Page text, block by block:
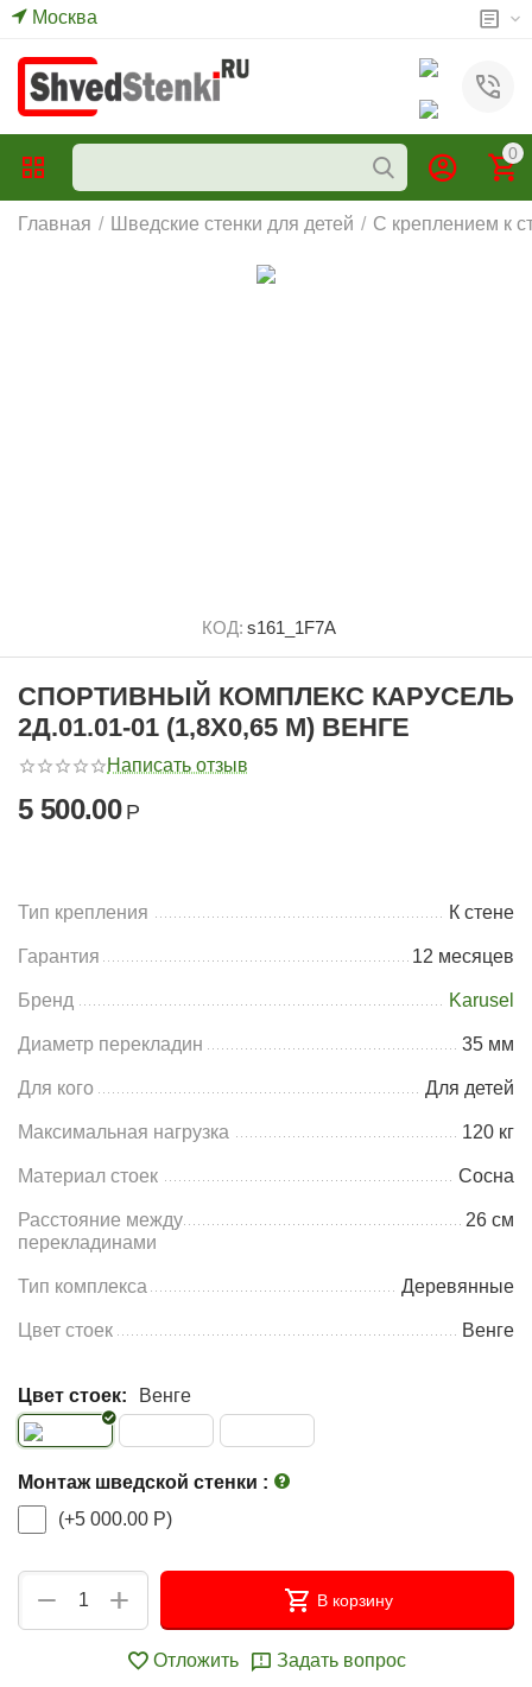
Москва
0
Главная / Шведские стенки для детей / С креплением к
КОД: s161_1F7A
СПОРТИВНЫЙ КОМПЛЕКС КАРУСЕЛЬ
2Д.01.01-01 (1,8Х0,65 М) ВЕНГЕ
Написать отзыв
5 500.00 Р
Тип крепления К стене
Гарантия 12 месяцев
Бренд Karusel
Диаметр перекладин 35 мм
Для кого Для детей
Максимальная нагрузка 120 кг
Материал стоек Сосна
Расстояние между
перекладинами
26 см
Тип комплекса Деревянные
Цвет стоек Венге
Цвет стоек: Венге
Монтаж шведской стенки :
(+5 000.00 Р)
+
− В корзину
Отложить Задать вопрос